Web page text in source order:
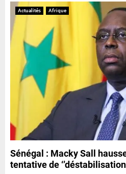
Actualités Afrique
Sénégal : Macky Sall
tentative de ‘’déstabilisation